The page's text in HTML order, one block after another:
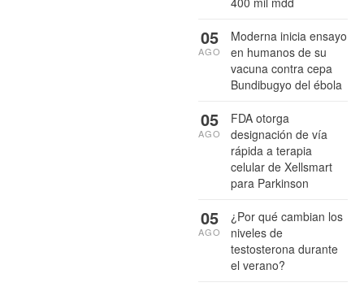
Moderna inicia ensayo
en humanos de su
vacuna contra cepa
Bundibugyo del ébola
05
AGO
FDA otorga
designación de vía
rápida a terapia
celular de Xellsmart
para Parkinson
05
AGO
¿Por qué cambian los
niveles de
testosterona durante
el verano?
05
AGO